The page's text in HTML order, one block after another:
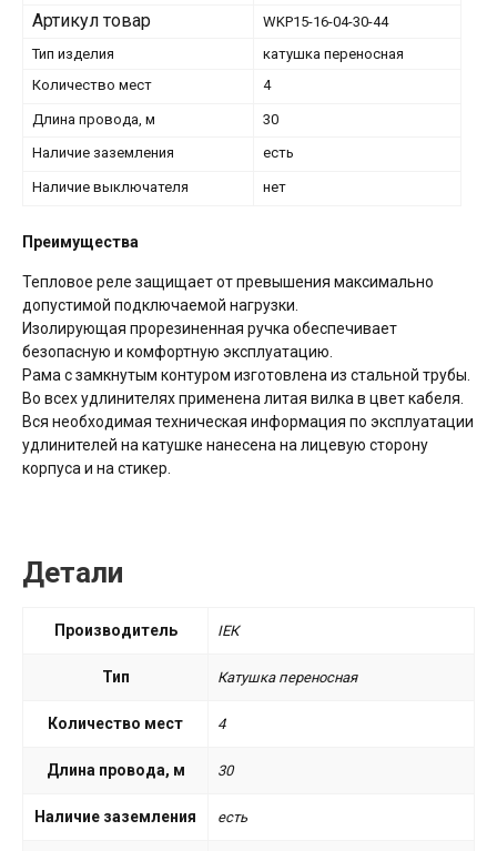
Артикул товар
WKP15-16-04-30-44
Тип изделия
катушка переносная
Количество мест
4
Длина провода, м
30
Наличие заземления
есть
Наличие выключателя нет
Преимущества
Тепловое реле защищает от превышения максимально
допустимой подключаемой нагрузки.
Изолирующая прорезиненная ручка обеспечивает
безопасную и комфортную эксплуатацию.
Рама с замкнутым контуром изготовлена из стальной трубы.
Во всех удлинителях применена литая вилка в цвет кабеля.
Вся необходимая техническая информация по эксплуатации
удлинителей на катушке нанесена на лицевую сторону
корпуса и на стикер.
Детали
Производитель ІЕК
Тип Катушка переносная
Количество мест 4
Длина провода, м 30
Наличие заземления есть